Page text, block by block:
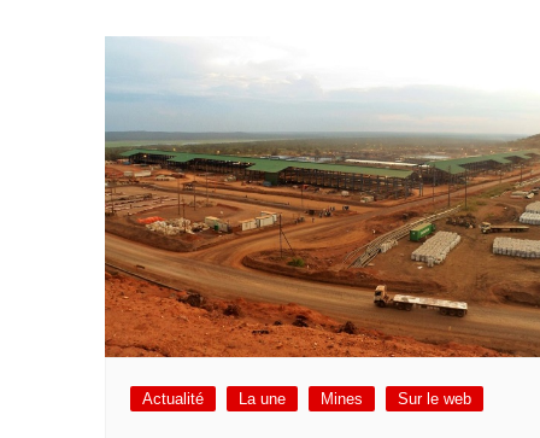
Actualité La une Mines Sur le web